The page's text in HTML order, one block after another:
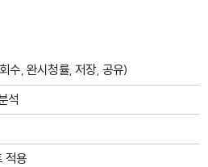
수, 완시청률, 저장, 공유)
석
적용